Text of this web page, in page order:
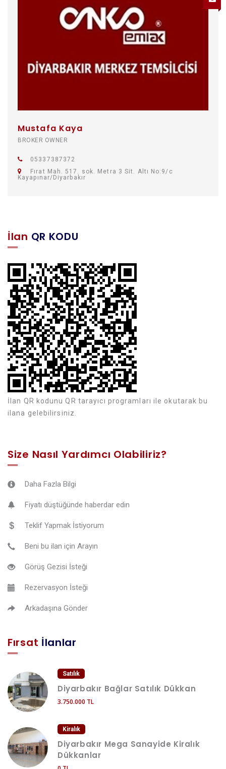
Diyarbakır Bağcılar
Diyarbakırda Urfa
Yulu Üzeri
Dükkanlar Her Türlü
0 + 0
900 m²
Kiralık Dükkan
0 TL
Mustafa Kaya
BROKER OWNER
05337387372
Fırat Mah. 517. sok. Metra 3 Sit. Altı No:9/c
Kayapınar/Diyarbakır
İlan QR KODU
İlan QR kodunu QR tarayıcı programları ile okutarak bu
ilana gelebilirsiniz.
Size Nasıl Yardımcı Olabiliriz?
Daha Fazla Bilgi
Fiyatı düştüğünde haberdar edin
Teklif Yapmak İstiyorum
Beni bu ilan için Arayın
Görüş Gezisi İsteği
Rezervasyon İsteği
Arkadaşına Gönder
Fırsat İlanlar
Satılık
Diyarbakır Bağlar Satılık Dükkan
3.750.000 TL
Kiralık
Diyarbakır Mega Sanayide Kiralık
Dükkanlar